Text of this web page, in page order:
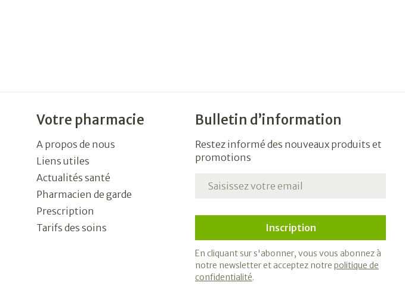
Votre pharmacie
A propos de nous
Liens utiles
Actualités santé
Pharmacien de garde
Prescription
Tarifs des soins
Bulletin d’information
Restez informé des nouveaux produits et
promotions
Adresse mail
Inscription
En cliquant sur s'abonner, vous vous abonnez à
notre newsletter et acceptez notrepolitique de
confidentialité.